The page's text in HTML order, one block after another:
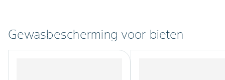
Gewasbescherming voor bieten